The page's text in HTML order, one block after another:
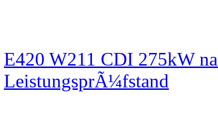
E420 W211 CDI 275kW
LeistungsprÃ¼fstand